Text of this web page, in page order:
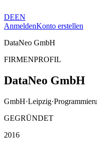
DEEN
AnmeldenKonto erstellen
DataNeo GmbH
FIRMENPROFIL
DataNeo GmbH
GmbH·Leipzig·
GEGRÜNDET
2016